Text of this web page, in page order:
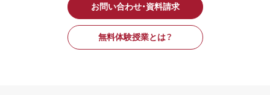
お問い合わせ・資料請求
無料体験授業とは？